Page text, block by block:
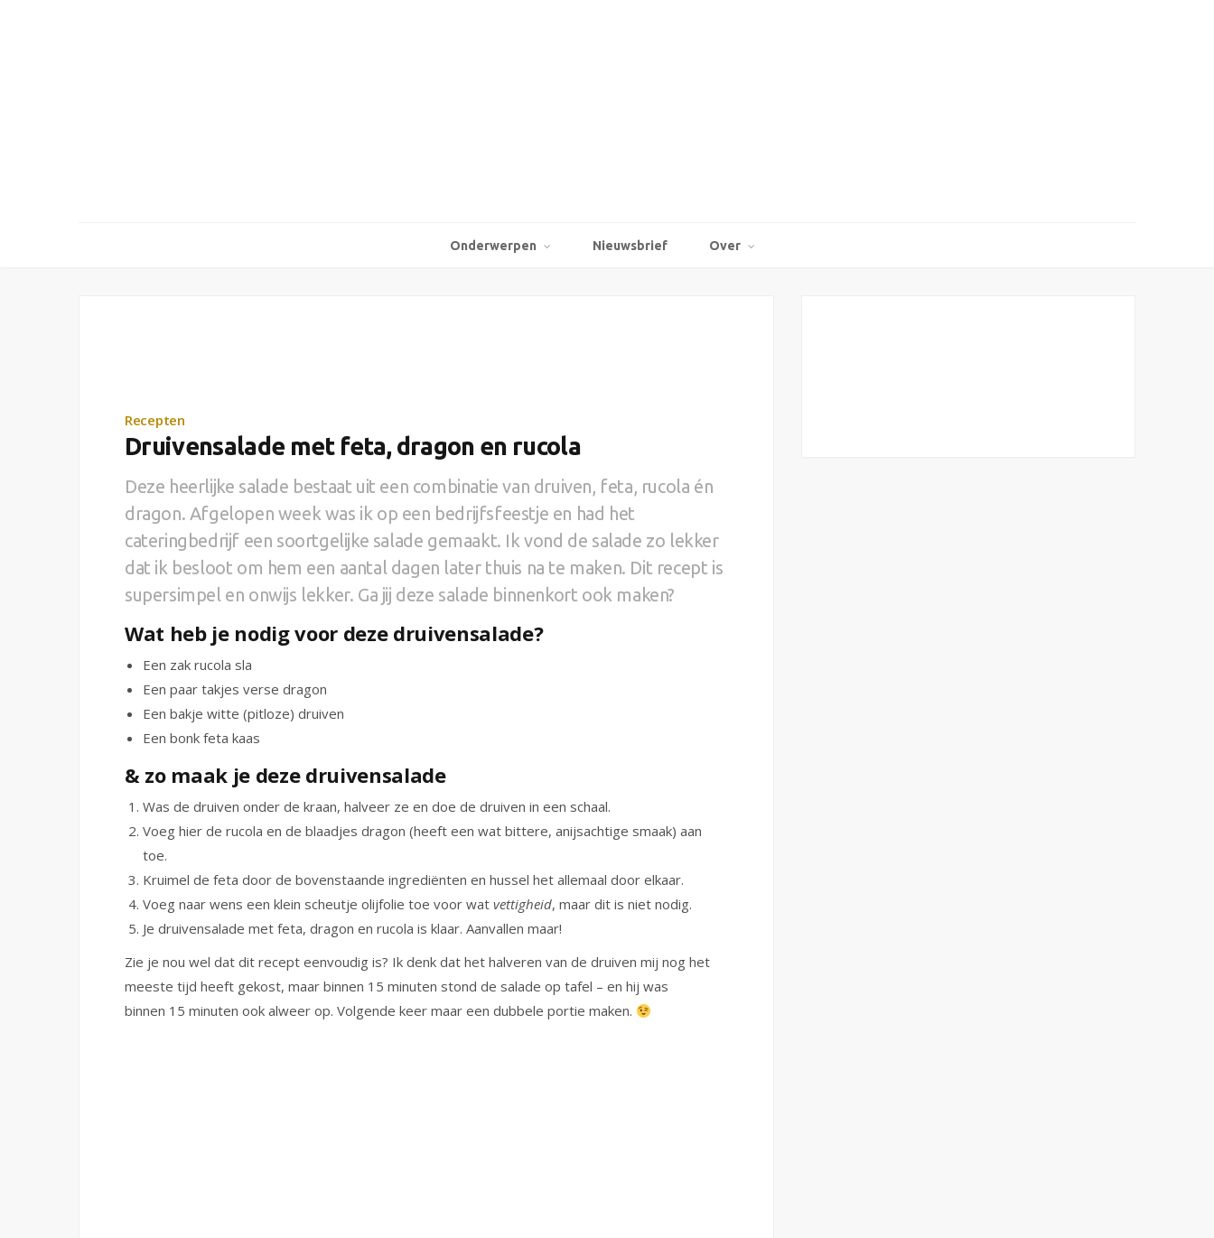
Onderwerpen Nieuwsbrief Over
Recepten
Druivensalade met feta, dragon en rucola
Deze heerlijke salade bestaat uit een combinatie van druiven, feta, rucola én
dragon. Afgelopen week was ik op een bedrijfsfeestje en had het
cateringbedrijf een soortgelijke salade gemaakt. Ik vond de salade zo lekker
dat ik besloot om hem een aantal dagen later thuis na te maken. Dit recept is
supersimpel en onwijs lekker. Ga jij deze salade binnenkort ook maken?
Wat heb je nodig voor deze druivensalade?
Een zak rucola sla
Een paar takjes verse dragon
Een bakje witte (pitloze) druiven
Een bonk feta kaas
& zo maak je deze druivensalade
Was de druiven onder de kraan, halveer ze en doe de druiven in een schaal.
Voeg hier de rucola en de blaadjes dragon (heeft een wat bittere, anijsachtige smaak) aan
toe.
Kruimel de feta door de bovenstaande ingrediënten en hussel het allemaal door elkaar.
Voeg naar wens een klein scheutje olijfolie toe voor wat vettigheid, maar dit is niet nodig.
Je druivensalade met feta, dragon en rucola is klaar. Aanvallen maar!
Zie je nou wel dat dit recept eenvoudig is? Ik denk dat het halveren van de druiven mij nog het
meeste tijd heeft gekost, maar binnen 15 minuten stond de salade op tafel – en hij was
binnen 15 minuten ook alweer op. Volgende keer maar een dubbele portie maken.